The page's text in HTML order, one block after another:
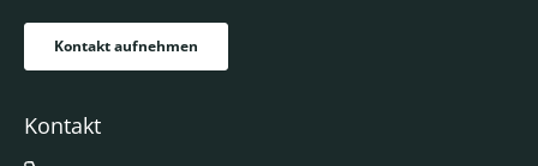
Kontakt aufnehmen
Kontakt